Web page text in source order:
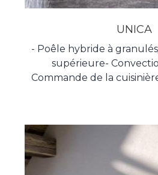
UNICA
- Poêle hybride à
supérieure-
Commande de la
pellets)- Moteur à
Poêle hermétique-
Ø60- Passage